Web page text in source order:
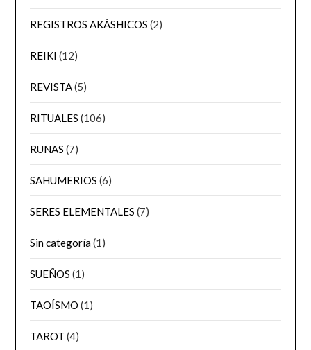
REGISTROS AKÁSHICOS (2)
REIKI (12)
REVISTA(5)
RITUALES (106)
RUNAS (7)
SAHUMERIOS (6)
SERES ELEMENTALES (7)
Sin categoría(1)
SUEÑOS (1)
TAOÍSMO (1)
TAROT (4)